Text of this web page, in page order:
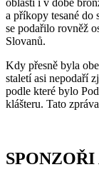
oblasti i v době
a příkopy tesané do
se podařilo rovněž
Slovanů.
Kdy přesně byla
staletí asi nepodaří
podle které bylo
klášteru. Tato